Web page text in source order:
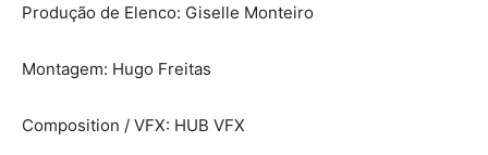
Produção de Elenco: Giselle Monteiro
Montagem: Hugo Freitas
Composition / VFX: HUB VFX